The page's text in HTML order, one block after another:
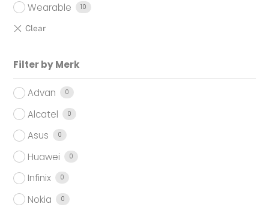
Wearable 10
Filter by Merk
Advan 0
Alcatel 0
Asus 0
Huawei 0
Infinix 0
Nokia 0